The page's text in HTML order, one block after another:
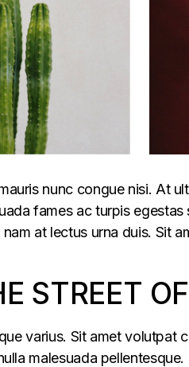
nunc congue nisi. At
fames ac turpis
at lectus urna duis. Sit
STREET
varius. Sit amet volutpat
malesuada